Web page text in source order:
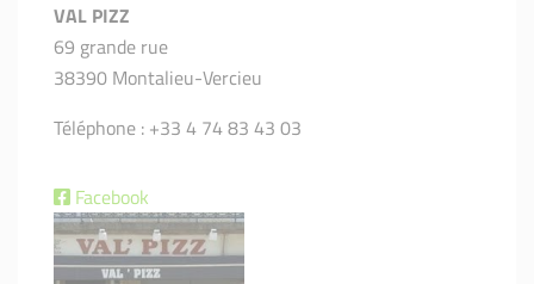
VAL PIZZ
69 grande rue
38390 Montalieu-Vercieu
Téléphone : +33 4 74 83 43 03
Facebook